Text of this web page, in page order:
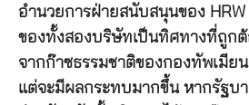
อำนวยการฝ่ายสนับสนุนของ HRW
ของทั้งสองบริษัทเป็นทิศทางที่ถูก
จากก๊าซธรรมชาติของกองทัพเมีย
แต่จะมีผลกระทบมากขึ้น หากรัฐบ